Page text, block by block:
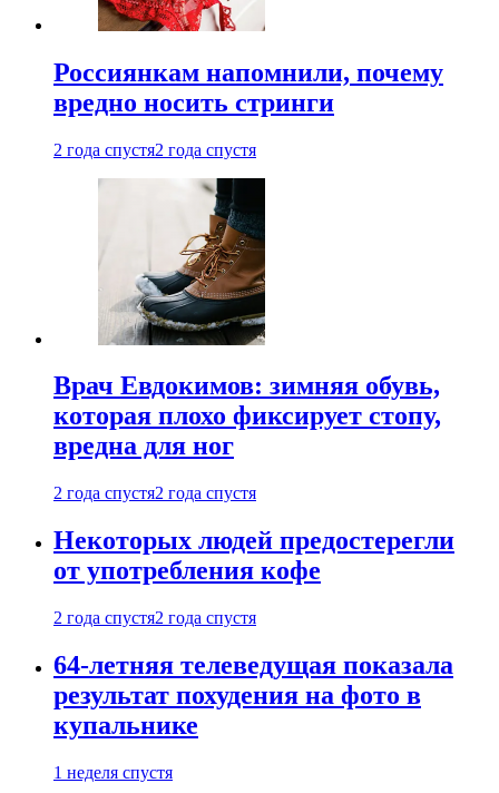
Россиянкам напомнили, почему
вредно носить стринги
2 года спустя2 года спустя
Врач Евдокимов: зимняя обувь,
которая плохо фиксирует стопу,
вредна для ног
2 года спустя2 года спустя
Некоторых людей предостерегли
от употребления кофе
2 года спустя2 года спустя
64-летняя телеведущая показала
результат похудения на фото в
купальнике
1 неделя спустя